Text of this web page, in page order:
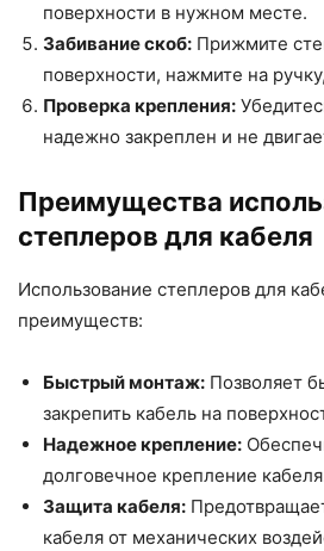
поверхности в нужном месте.
Забивание скоб: Прижмите
поверхности, нажмите на
Проверка крепления:
надежно закреплен и не
Преимущества
степлеров для кабеля
Использование степлеров для
преимуществ:
Быстрый монтаж: Позволяет
закрепить кабель на
Надежное крепление:
долговечное крепление
Защита кабеля:
кабеля от механических